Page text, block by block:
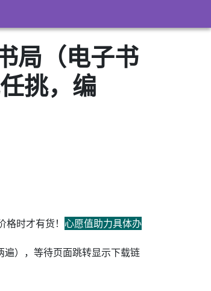
局（电子书
挑，编
时才有货！ 心愿值助力具体办
），等待页面跳转显示下载链